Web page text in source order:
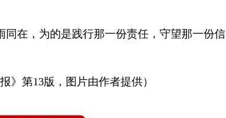
同在，为的是践行那一份责任，守望那一份信
》第13版，图片由作者提供）